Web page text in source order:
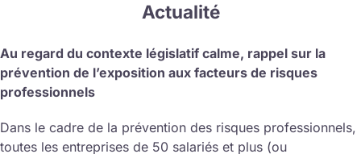
Actualité
Au regard du contexte législatif calme, rappel sur la
prévention de l’exposition aux facteurs de risques
professionnels
Dans le cadre de la prévention des risques professionnels,
toutes les entreprises de 50 salariés et plus (ou